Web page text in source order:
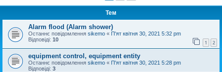
Тем
Alarm flood (Alarm shower)
Останнє повідомлення sikemo « П'ят квітня 30, 2021 5:32 pm
Відповіді: 10 1 2
equipment control, equipment entity
Останнє повідомлення sikemo « П'ят квітня 30, 2021 5:28 pm
Відповіді: 3